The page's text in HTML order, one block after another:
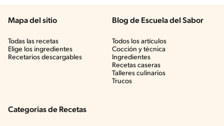
Mapa del sitio
Todas las recetas
Elige los ingredientes
Recetarios descargables
Blog de Escuela del Sabor
Todos los artículos
Cocción y técnica
Ingredientes
Recetas caseras
Talleres culinarios
Trucos
Categorias de Recetas